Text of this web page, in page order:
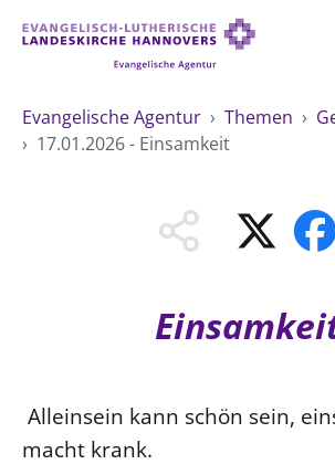
Evangelische Agentur › Themen ›
› 17.01.2026 - Einsamkeit
Alleinsein kann schön sein,
macht krank.
AGENTUR
LEITBILD
ÖFFENTLICHKEITSARBEIT
FREIE STELLEN
THEMEN
GEMEINDESERVICE
Organisationsberatung
Umweltschutz
Arbeit und Wirtschaft
Demokratie und Frieden
Suche